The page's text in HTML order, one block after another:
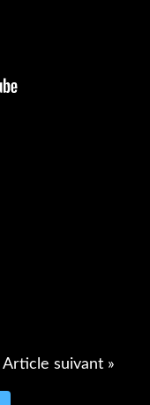
Article suivant »